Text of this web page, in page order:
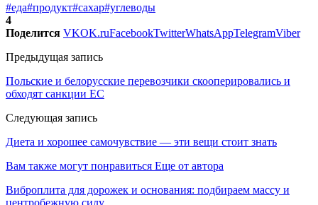
#еда#продукт#сахар#углеводы
4
Поделится VKOK.ruFacebookTwitterWhatsAppTelegramViber
Предыдущая запись
Польские и белорусские перевозчики скооперировались и
обходят санкции ЕС
Следующая запись
Диета и хорошее самочувствие — эти вещи стоит знать
Вам также могут понравиться Еще от автора
Виброплита для дорожек и основания: подбираем массу и
центробежную силу